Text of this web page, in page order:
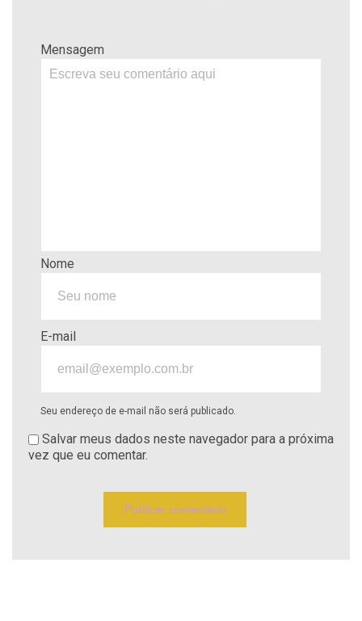
Mensagem
Nome
E-mail
Seu endereço de e-mail não será publicado.
Salvar meus dados neste navegador para a próxima
vez que eu comentar.